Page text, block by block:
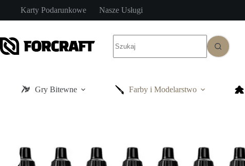
treści
Karty Podarunkowe Nasze Usługi
wyników
Gry Bitewne Farby i Modelarstwo